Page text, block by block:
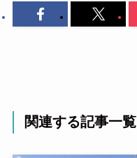
関連する記事一覧